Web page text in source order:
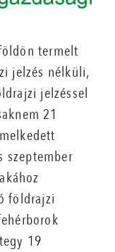
termelt
jelzés nélküli,
jelzéssel
21
szeptember
földrajzi
19